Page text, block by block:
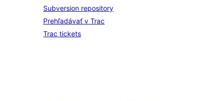
Subversion repository
Prehľadávať v Trac
Trac tickets